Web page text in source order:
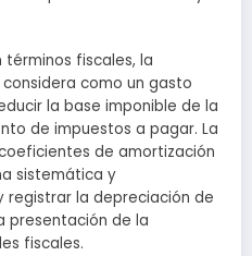
términos fiscales, la
como un gasto
la base imponible de la
de impuestos a pagar. La
de amortización
sistemática y
registrar la depreciación de
presentación de la
fiscales.